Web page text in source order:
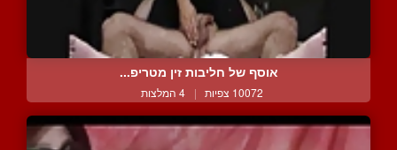
אוסף של חליבות זין מטריפ...
10072 צפיות | 4 המלצות